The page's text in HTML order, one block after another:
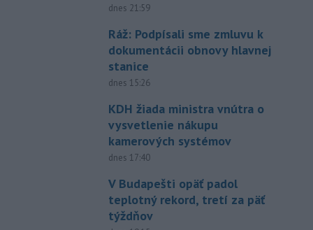
dnes 21:59
Ráž: Podpísali sme zmluvu k
dokumentácii obnovy hlavnej
stanice
dnes 15:26
KDH žiada ministra vnútra o
vysvetlenie nákupu
kamerových systémov
dnes 17:40
V Budapešti opäť padol
teplotný rekord, tretí za päť
týždňov